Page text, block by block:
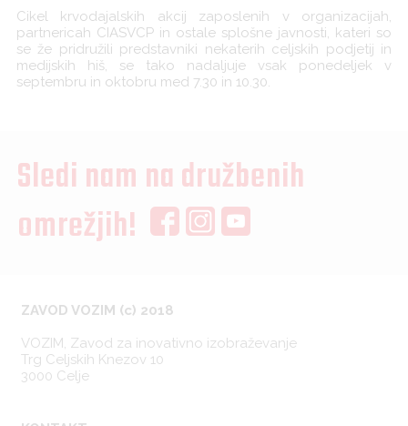
Cikel krvodajalskih akcij zaposlenih v organizacijah,
partnericah CIASVCP in ostale splošne javnosti, kateri so
se že pridružili predstavniki nekaterih celjskih podjetij in
medijskih hiš, se tako nadaljuje vsak ponedeljek v
septembru in oktobru med 7.30 in 10.30.
Sledi nam na družbenih
omrežjih!
ZAVOD VOZIM (c) 2018
VOZIM, Zavod za inovativno izobraževanje
Trg Celjskih Knezov 10
3000 Celje